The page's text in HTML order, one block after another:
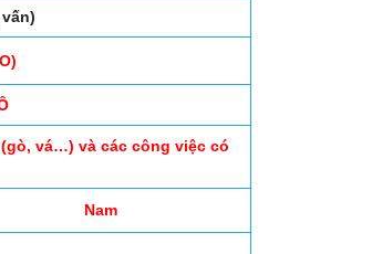
vá…) và các công việc có
Nam